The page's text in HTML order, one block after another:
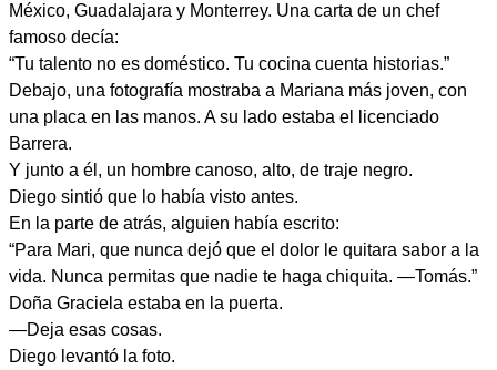
México, Guadalajara y Monterrey. Una carta de un chef
famoso decía:
“Tu talento no es doméstico. Tu cocina cuenta historias.”
Debajo, una fotografía mostraba a Mariana más joven, con
una placa en las manos. A su lado estaba el licenciado
Barrera.
Y junto a él, un hombre canoso, alto, de traje negro.
Diego sintió que lo había visto antes.
En la parte de atrás, alguien había escrito:
“Para Mari, que nunca dejó que el dolor le quitara sabor a la
vida. Nunca permitas que nadie te haga chiquita. —Tomás.”
Doña Graciela estaba en la puerta.
—Deja esas cosas.
Diego levantó la foto.